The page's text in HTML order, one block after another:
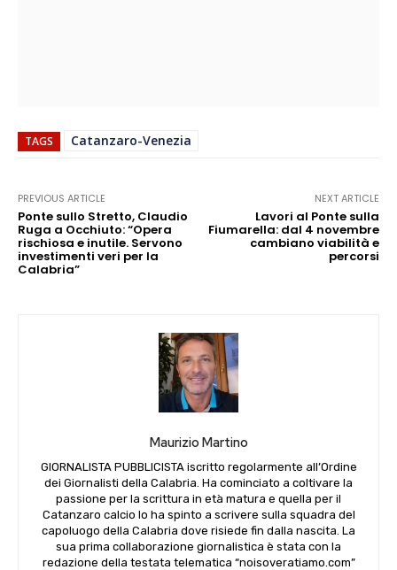
TAGS Catanzaro-Venezia
PREVIOUS ARTICLE
Ponte sullo Stretto, Claudio
Ruga a Occhiuto: “Opera
rischiosa e inutile. Servono
investimenti veri per la
Calabria”
NEXT ARTICLE
Lavori al Ponte sulla
Fiumarella: dal 4 novembre
cambiano viabilità e
percorsi
Maurizio Martino
GIORNALISTA PUBBLICISTA iscritto regolarmente all’Ordine
dei Giornalisti della Calabria. Ha cominciato a coltivare la
passione per la scrittura in età matura e quella per il
Catanzaro calcio lo ha spinto a scrivere sulla squadra del
capoluogo della Calabria dove risiede fin dalla nascita. La
sua prima collaborazione giornalistica è stata con la
redazione della testata telematica “noisoveratiamo.com”